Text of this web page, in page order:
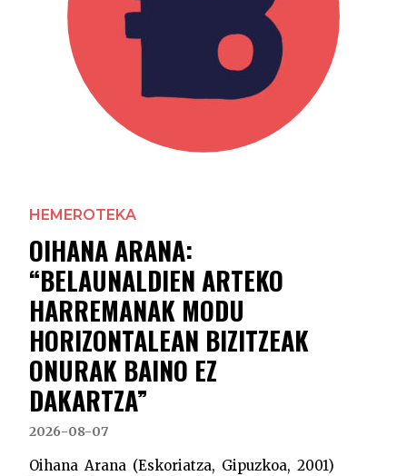
HEMEROTEKA
OIHANA ARANA:
“BELAUNALDIEN ARTEKO
HARREMANAK MODU
HORIZONTALEAN BIZITZEAK
ONURAK BAINO EZ
DAKARTZA”
2026-08-07
Oihana Arana (Eskoriatza, Gipuzkoa, 2001)